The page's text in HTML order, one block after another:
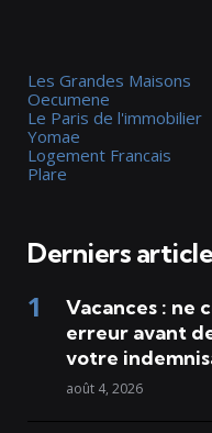
Les Grandes Maisons
Oecumene
Le Paris de l'immobilier
Yomae
Logement Francais
Plare
Derniers
Vacances : ne
erreur avant
votre
août 4, 2026